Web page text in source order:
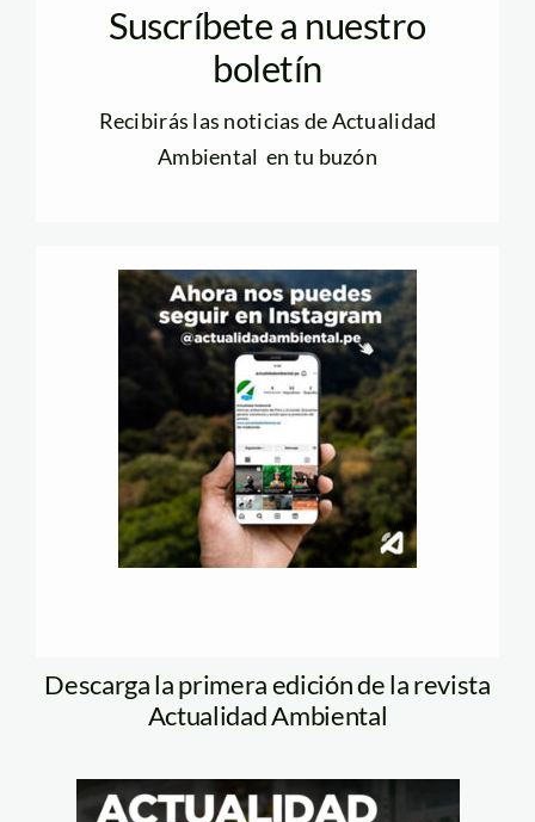
Suscríbete a nuestro
boletín
Recibirás las noticias de Actualidad
Ambiental en tu buzón
Descarga la primera edición de la revista
Actualidad Ambiental